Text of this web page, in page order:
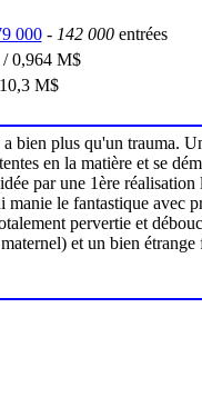
000- 142 000entrées
0,964 M$
M$
bien plus qu'un trauma.
en la matière et se
par une 1ère
le fantastique avec
pervertie et
et un bien